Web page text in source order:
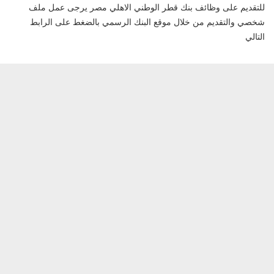
للتقديم على وظائف بنك قطر الوطني الاهلي مصر يرجى عمل ملف
شخصي والتقديم من خلال موقع البنك الرسمي بالضغط على الرابط
التالي